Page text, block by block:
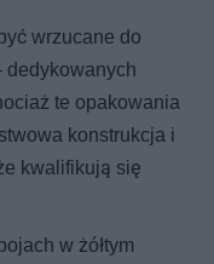
wrzucane do
dedykowanych
te opakowania
konstrukcja i
kwalifikują się
w żółtym